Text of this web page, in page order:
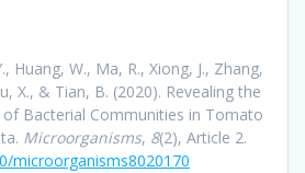
Huang, W., Ma, R., Xiong, J., Zhang,
X., & Tian, B. (2020). Revealing the
Bacterial Communities in Tomato
Microorganisms, 8(2), Article 2.
microorganisms8020170